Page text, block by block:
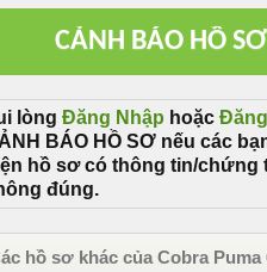
lòng Đăng Nhập hoặc
BÁO HỒ SƠ nếu các
hồ sơ có thông tin/chứng
đúng.
hồ sơ khác của Cobra Puma